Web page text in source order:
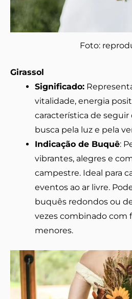
Foto:
Girassol
Significado:
vitalidade, energia
característica de seguir
busca pela luz e pela
Indicação de Buquê:
vibrantes, alegres e
campestre. Ideal para
eventos ao ar livre.
buquês redondos ou
vezes combinado com
menores.